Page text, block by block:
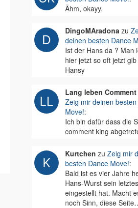
Ähm, okayy.
DingoMAradonazu
deinen besten Dance
Ist der Hans da ? Man
hier jetzt so oft jetzt
Hansy
Lang leben
Zeig mir deinen
Move!:
Ich bin dafür dass die
comment king
Kurtchen zu Zeig mir
besten Dance Move!:
Bald ist es vier Jahre
Hans-Wurst sein
eingestellt hat. Macht
noch Sinn, diese